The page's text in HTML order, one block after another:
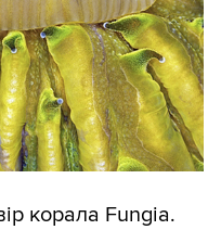
корала Fungia.